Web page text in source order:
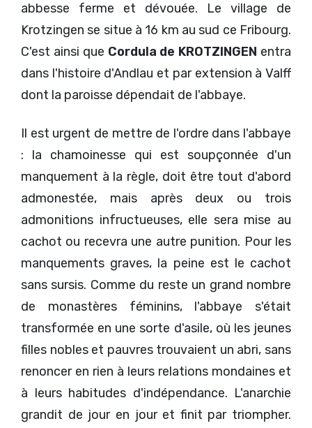
abbesse ferme et dévouée. Le village de
Krotzingen se situe à 16 km au sud ce Fribourg.
C'est ainsi que Cordula de KROTZINGEN entra
dans l'histoire d'Andlau et par extension à Valff
dont la paroisse dépendait de l'abbaye.
Il est urgent de mettre de l'ordre dans l'abbaye
: la chamoinesse qui est soupçonnée d'un
manquement à la règle, doit être tout d'abord
admonestée, mais après deux ou trois
admonitions infructueuses, elle sera mise au
cachot ou recevra une autre punition. Pour les
manquements graves, la peine est le cachot
sans sursis. Comme du reste un grand nombre
de monastères féminins, l'abbaye s'était
transformée en une sorte d'asile, où les jeunes
filles nobles et pauvres trouvaient un abri, sans
renoncer en rien à leurs relations mondaines et
à leurs habitudes d'indépendance. L'anarchie
grandit de jour en jour et finit par triompher.